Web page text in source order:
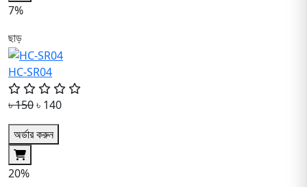
7%
ছাড়
HC-SR04
৳ 150৳ 140
অর্ডার করুন
20%